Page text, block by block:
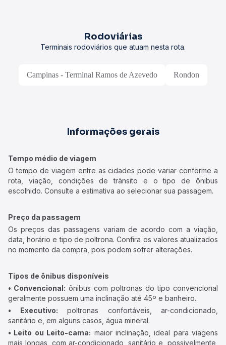
Rodoviárias
Terminais rodoviários que atuam nesta rota.
Campinas - Terminal Ramos de Azevedo Rondon
Informações gerais
Tempo médio de viagem
O tempo de viagem entre as cidades pode variar conforme a
rota, viação, condições de trânsito e o tipo de ônibus
escolhido. Consulte a estimativa ao selecionar sua passagem.
Preço da passagem
Os preços das passagens variam de acordo com a viação,
data, horário e tipo de poltrona. Confira os valores atualizados
no momento da compra, pois podem sofrer alterações.
Tipos de ônibus disponíveis
• Convencional: ônibus com poltronas do tipo convencional
geralmente possuem uma inclinação até 45º e banheiro.
• Executivo: poltronas confortáveis, ar-condicionado,
sanitário e, em alguns casos, água mineral.
• Leito ou Leito-cama: maior inclinação, ideal para viagens
mais longas, com ar-condicionado, sanitário e, possivelmente,